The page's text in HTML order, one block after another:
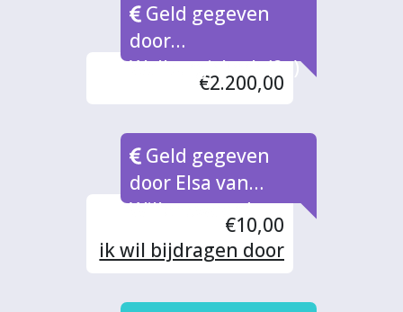
Geld gegeven
door
Walburgiskerk (2x)
€2.200,00
Geld gegeven
door Elsa van
Willenswaard
€10,00
ik wil bijdragen door
bereiden en